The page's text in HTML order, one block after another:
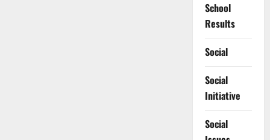
School
Results
Social
Social
Initiative
Social